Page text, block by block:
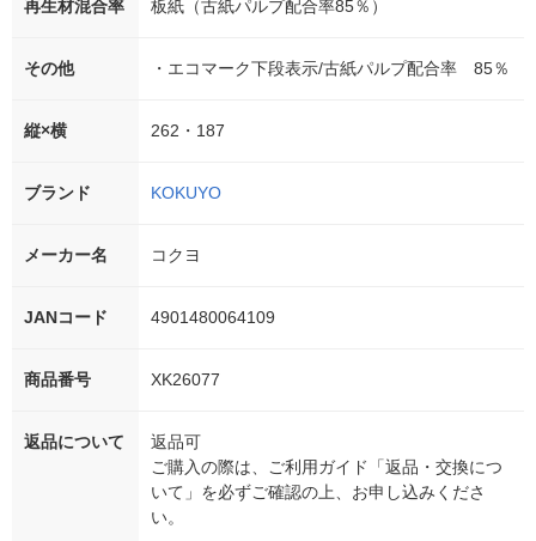
再生材混合率 板紙（古紙パルプ配合率85％）
その他 ・エコマーク下段表示/古紙パルプ配合率 85％
縦×横 262・187
ブランド KOKUYO
メーカー名 コクヨ
JANコード 4901480064109
商品番号 XK26077
返品について
返品可
ご購入の際は、ご利用ガイド「返品・交換につ
いて」を必ずご確認の上、お申し込みくださ
い。